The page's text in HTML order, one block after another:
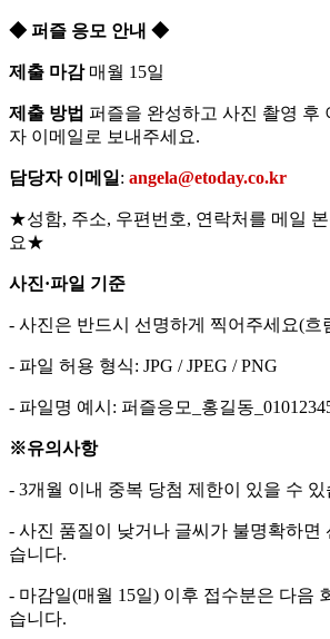
◆ 퍼즐 응모 안내 ◆
제출 마감매월 15일
제출 방법 퍼즐을 완성하고 사진 촬영 후
자 이메일로 보내주세요.
담당자 이메일 : angela@etoday.co.kr
★성함, 주소, 우편번호, 연락처를 메일 본
요★
사진·파일 기준
- 사진은 반드시 선명하게 찍어주세요(흐
- 파일 허용 형식: JPG / JPEG / PNG
- 파일명 예시: 퍼즐응모_홍길동
※유의사항
- 3개월 이내 중복 당첨 제한이 있을 수 있
- 사진 품질이 낮거나 글씨가 불명확하면
습니다.
- 마감일(매월 15일) 이후 접수분은 다음
습니다.